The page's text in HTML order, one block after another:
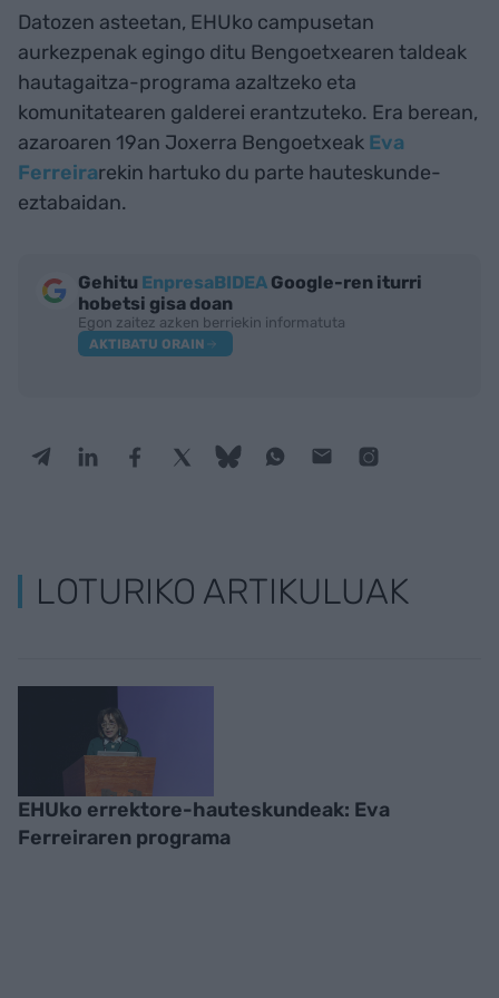
Datozen asteetan, EHUko campusetan
aurkezpenak egingo ditu Bengoetxearen taldeak
hautagaitza-programa azaltzeko eta
komunitatearen galderei erantzuteko. Era berean,
azaroaren 19an Joxerra Bengoetxeak Eva
Ferreirarekin hartuko du parte hauteskunde-
eztabaidan.
Gehitu EnpresaBIDEA Google-ren iturri
hobetsi gisa doan
Egon zaitez azken berriekin informatuta
AKTIBATU ORAIN
LOTURIKO ARTIKULUAK
EHUko errektore-hauteskundeak: Eva
Ferreiraren programa